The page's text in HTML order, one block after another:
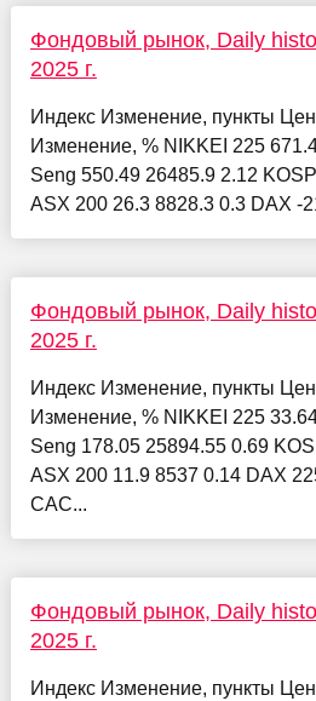
Фондовый рынок, Daily
2025 г.
Индекс Изменение, пункты
Изменение, % NIKKEI 225
Seng 550.49 26485.9 2.12
ASX 200 26.3 8828.3 0.3 DAX -
Фондовый рынок, Daily
2025 г.
Индекс Изменение, пункты
Изменение, % NIKKEI 225
Seng 178.05 25894.55 0.69
ASX 200 11.9 8537 0.14 DAX
CAC...
Фондовый рынок, Daily
2025 г.
Индекс Изменение, пункты